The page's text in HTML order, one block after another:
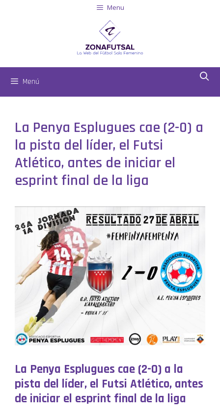
Menu
Menú
La Penya Esplugues cae (2-0) a
la pista del líder, el Futsi
Atlético, antes de iniciar el
esprint final de la liga
La Penya Esplugues cae (2-0) a la
pista del líder, el Futsi Atlético, antes
de iniciar el esprint final de la liga